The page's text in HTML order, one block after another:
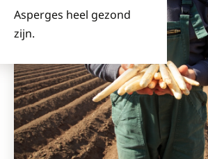
Asperges heel gezond
zijn.